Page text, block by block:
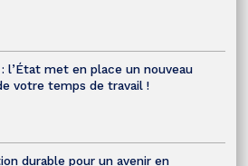
l’État met en place un nouveau
votre temps de travail !
durable pour un avenir en